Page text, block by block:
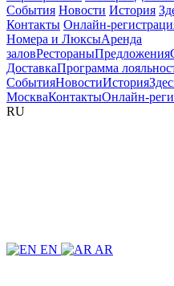
События Новости История
Контакты Онлайн-
Номера и ЛюксыАренда
заловРестораныПредложения
ДоставкаПрограмма
СобытияНовостиИстория
МоскваКонтактыОнлайн-
RU
EN AR